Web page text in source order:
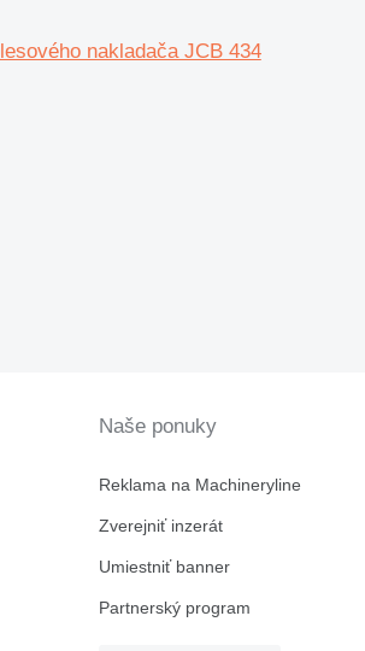
nakladača JCB 434
Naše ponuky
Reklama na Machineryline
Zverejniť inzerát
Umiestniť banner
Partnerský program